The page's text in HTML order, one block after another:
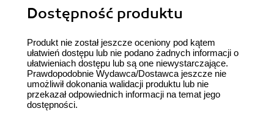
Dostępność produktu
Produkt nie został jeszcze oceniony pod kątem
ułatwień dostępu lub nie podano żadnych informacji o
ułatwieniach dostępu lub są one niewystarczające.
Prawdopodobnie Wydawca/Dostawca jeszcze nie
umożliwił dokonania walidacji produktu lub nie
przekazał odpowiednich informacji na temat jego
dostępności.